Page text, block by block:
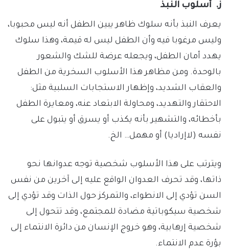
ز. أسلوب النبذ
يعرف النبذ بأنه سلوك ظاهر يبين الطفل أنه ليس محبوبا،
وليس مرغوبا فيه وأن الطفل ليس له قيمة، وهذا سلوك
يهدد أمان الطفل، ويجعله عرضة للشك والشعور
بالوحدة. ومن مظاهر هذا الأسلوب السخرية من الطفل
والعقاب الشديد، وإظهار الاستجابات السلبية مثل:
الاحتقار والتهديد، ومحاولة الابتعاد عنه، ومعايرة الطفل
بأخطائه، والتشهير بأنه يكذب أو يسرق أو يتبول على
نفسه (لاإراديا) أو مهمل… الخ.
ويترتب على هذا الأسلوب شخصية توجه عدوانها نحو
ذاتها، وقد تحرف العدوان الواقع عليه إلى آخرين من نفس
السن تؤدي إلى الانطواء، والتمركز حول الذات وقد تؤدي إلى
شخصية سيكوباتية مضادة للمجتمع، وقد تتحول إلى
شخصية إرهابية، وهو خروج الإنسان من دائرة الانتماء إلى
بؤرة عدم الانتماء.